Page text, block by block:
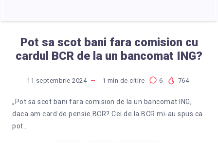
Pot sa scot bani fara comision cu
cardul BCR de la un bancomat ING?
11 septembrie 2024 1 min de citire 6 764
„Pot sa scot bani fara comision de la un bancomat ING,
daca am card de pensie BCR? Cei de la BCR mi-au spus ca
pot…